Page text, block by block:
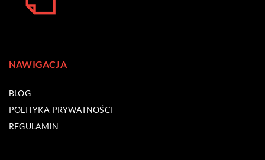
NAWIGACJA
BLOG
POLITYKA PRYWATNOŚCI
REGULAMIN